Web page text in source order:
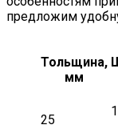
предложим
Тольщина,
мм
25